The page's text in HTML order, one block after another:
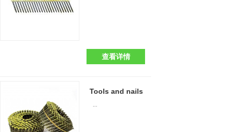
查看详情
Tools and nails
...